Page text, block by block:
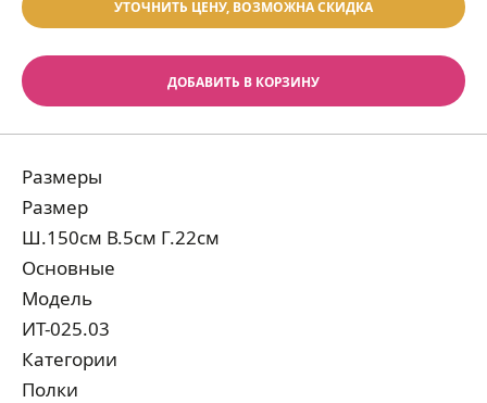
УТОЧНИТЬ ЦЕНУ, ВОЗМОЖНА СКИДКА
ДОБАВИТЬ В КОРЗИНУ
Размеры
Размер
Ш.150см В.5см Г.22см
Основные
Модель
ИТ-025.03
Категории
Полки